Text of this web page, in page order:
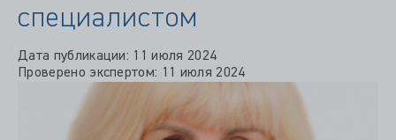
специалистом
Дата публикации: 11 июля 2024
Проверено экспертом: 11 июля 2024